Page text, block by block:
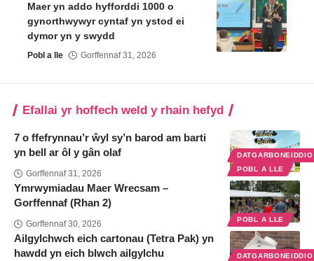
Maer yn addo hyfforddi 1000 o
gynorthwywyr cyntaf yn ystod ei
dymor yn y swydd
Pobl a lle Gorffennaf 31, 2026
Efallai yr hoffech weld y rhain hefyd
POBL A LLE
7 o ffefrynnau’r ŵyl sy’n barod am barti
yn bell ar ôl y gân olaf
Gorffennaf 31, 2026
POBL A LLE
Ymrwymiadau Maer Wrecsam –
Gorffennaf (Rhan 2)
Gorffennaf 30, 2026
Ailgylchwch eich cartonau (Tetra Pak) yn
hawdd yn eich blwch ailgylchu